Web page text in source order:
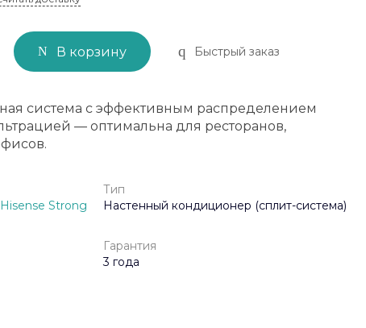
В корзину Быстрый заказ
система с эффективным распределением
— оптимальна для ресторанов,
Strong
Тип
Настенный кондиционер (сплит-система)
Гарантия
3 года